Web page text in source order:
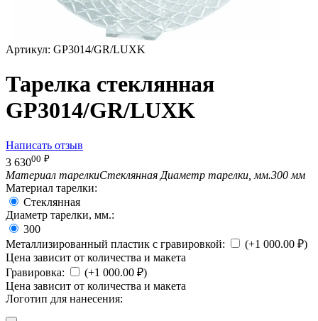
Артикул: GP3014/GR/LUXK
Тарелка стеклянная
GP3014/GR/LUXK
Написать отзыв
3 63000 ₽
Материал тарелкиСтеклянная Диаметр тарелки, мм.300 мм
Материал тарелки:
Стеклянная
Диаметр тарелки, мм.:
300
Металлизированный пластик с гравировкой:
(+1 000.00 ₽)
Цена зависит от количества и макета
Гравировка:
(+1 000.00 ₽)
Цена зависит от количества и макета
Логотип для нанесения: